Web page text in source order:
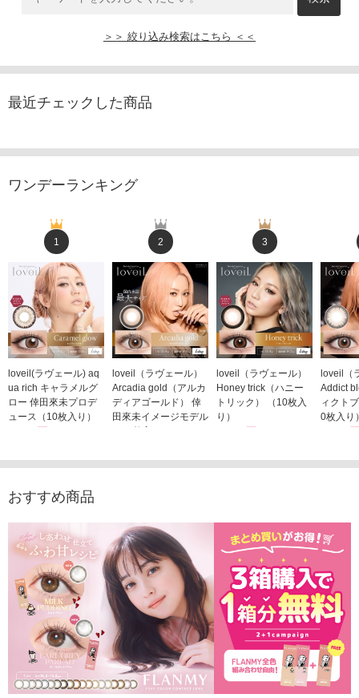
＞＞ 絞り込み検索はこちら ＜＜
最近チェックした商品
ワンデーランキング
1
loveil(ラヴェール) aq
ua rich キャラメルグ
ロー 倖田來未プロデ
ュース（10枚入り）
2
loveil（ラヴェール）
Arcadia gold（アルカ
ディアゴールド） 倖
田來未イメージモデル
3
loveil（ラヴェール）
Honey trick（ハニー
トリック） （10枚入
り）
loveil（
Addict
ィクト
0枚入り
おすすめ商品